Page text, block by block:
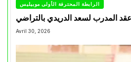
الرابطة المحترفة الأولى موبيليس
المدرب لسعد الدريدي بالتراضي
Avril 30, 2026